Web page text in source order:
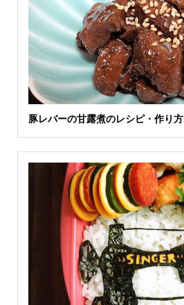
豚レバーの甘露煮のレシピ・作り方